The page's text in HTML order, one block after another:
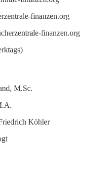
finanzen.org
finanzen.org
M.Sc.
Köhler